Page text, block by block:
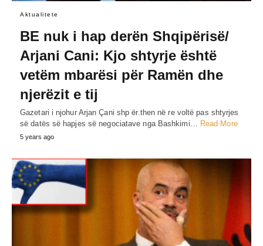
Aktualitete
BE nuk i hap derën Shqipërisë/
Arjani Cani: Kjo shtyrje është
vetëm mbarësi për Ramën dhe
njerëzit e tij
Gazetari i njohur Arjan Çani shp ër.then në re voltë pas shtyrjes
së datës së hapjes së negociatave nga Bashkimi… Read More
5 years ago